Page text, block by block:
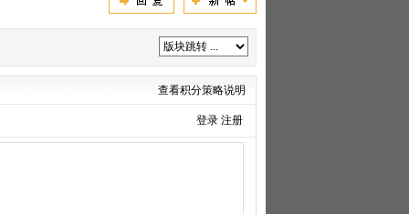
查看积分策略说明
登录 注册